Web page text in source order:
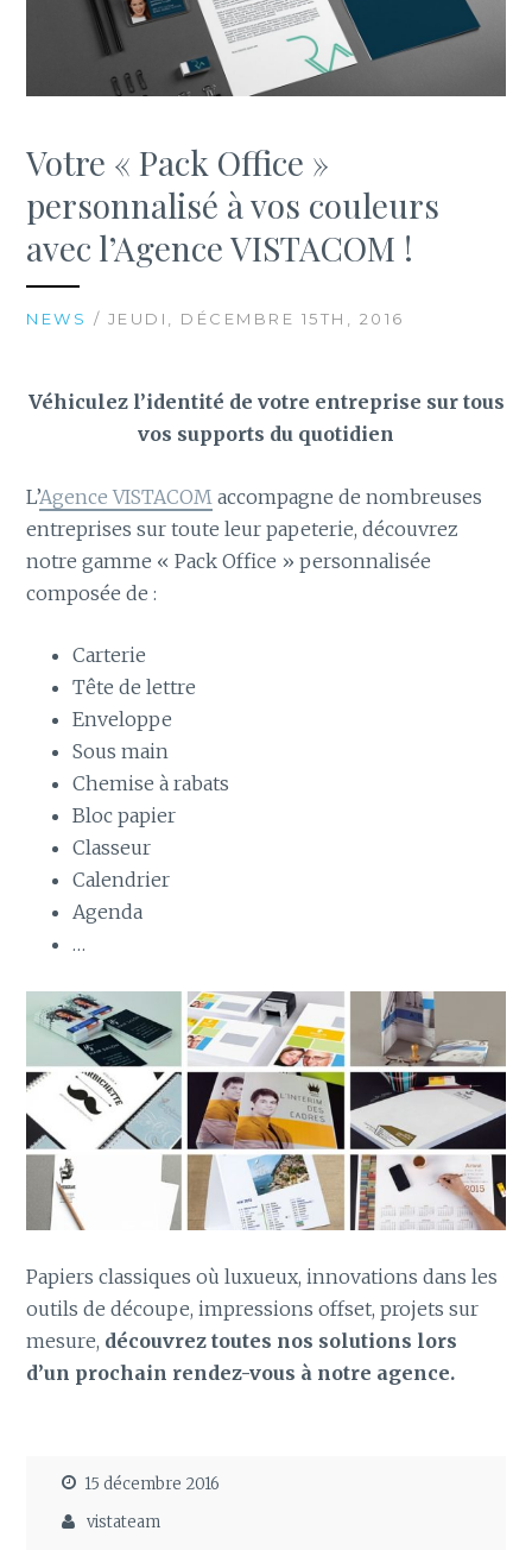
Votre « Pack Office »
personnalisé à vos couleurs
avec l’Agence VISTACOM !
NEWS / JEUDI, DÉCEMBRE 15TH, 2016
Véhiculez l’identité de votre entreprise sur tous
vos supports du quotidien
L’Agence VISTACOM accompagne de nombreuses
entreprises sur toute leur papeterie, découvrez
notre gamme « Pack Office » personnalisée
composée de :
Carterie
Tête de lettre
Enveloppe
Sous main
Chemise à rabats
Bloc papier
Classeur
Calendrier
Agenda
…
Papiers classiques où luxueux, innovations dans les
outils de découpe, impressions offset, projets sur
mesure, découvrez toutes nos solutions lors
d’un prochain rendez-vous à notre agence.
15 décembre 2016
vistateam